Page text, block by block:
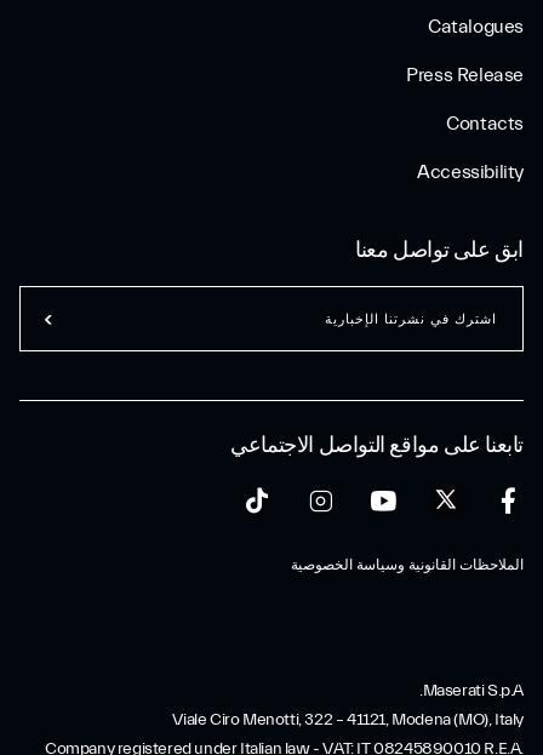
Catalogues
Press Release
Contacts
Accessibility
تابعنا على مواقع التواصل الاجتماعي
الملاحظات القانونية وسياسة الخصوصية
ابق على تواصل معنا
اشترك في نشرتنا الإخبارية
Maserati S.p.A.
Viale Ciro Menotti, 322 – 41121, Modena (MO), Italy
Company registered under Italian law - VAT: IT 08245890010 R.E.A.